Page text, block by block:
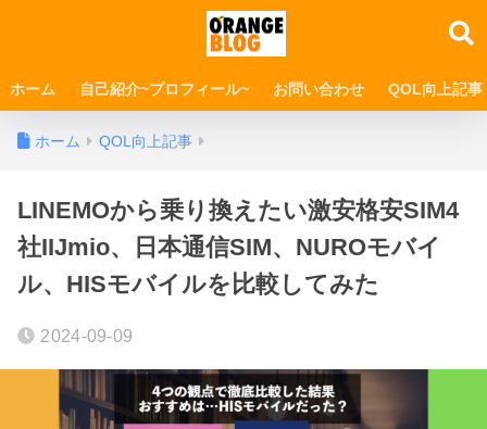
ホーム 自己紹介~プロフィール~ お問い合わせ QOL向上記事
ホーム QOL向上記事
LINEMOから乗り換えたい激安格安SIM4
社IIJmio、日本通信SIM、NUROモバイ
ル、HISモバイルを比較してみた
2024-09-09